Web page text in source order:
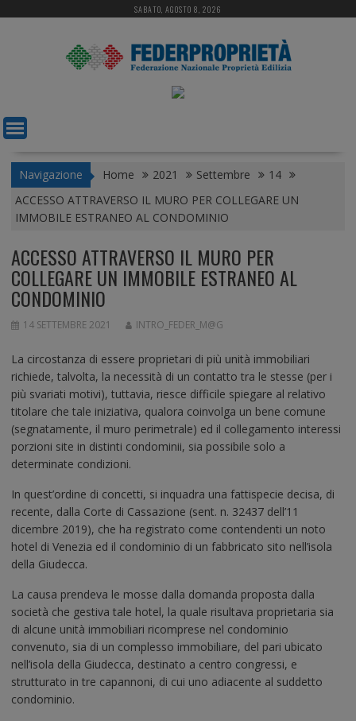
c
o
SABATO, AGOSTO 8, 2026
Navigazione Home 2021 Settembre
14
ACCESSO ATTRAVERSO IL MURO PER COLLEGARE UN
IMMOBILE ESTRANEO AL CONDOMINIO
ACCESSO ATTRAVERSO IL MURO PER
COLLEGARE UN IMMOBILE ESTRANEO AL
CONDOMINIO
14 SETTEMBRE 2021 INTRO_FEDER_M@G
La circostanza di essere proprietari di più unità immobiliari
richiede, talvolta, la necessità di un contatto tra le stesse (per i
più svariati motivi), tuttavia, riesce difficile spiegare al relativo
titolare che tale iniziativa, qualora coinvolga un bene comune
(segnatamente, il muro perimetrale) ed il collegamento interessi
porzioni site in distinti condominii, sia possibile solo a
determinate condizioni.
In quest’ordine di concetti, si inquadra una fattispecie decisa, di
recente, dalla Corte di Cassazione (sent. n. 32437 dell’11
dicembre 2019), che ha registrato come contendenti un noto
hotel di Venezia ed il condominio di un fabbricato sito nell’isola
della Giudecca.
La causa prendeva le mosse dalla domanda proposta dalla
società che gestiva tale hotel, la quale risultava proprietaria sia
di alcune unità immobiliari ricomprese nel condominio
convenuto, sia di un complesso immobiliare, del pari ubicato
nell’isola della Giudecca, destinato a centro congressi, e
strutturato in tre capannoni, di cui uno adiacente al suddetto
condominio.